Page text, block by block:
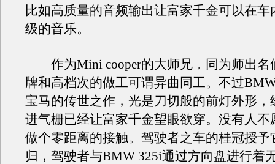
比如高质量的音频输出让富家千金可以在车
级的音乐。
作为Mini cooper的大师兄，同为师出名
牌和高档次的做工可谓异曲同工。不过
宝马的传世之作，光是刀切般的前灯外形，
进气栅已经让富家千金望眼欲穿。没有人不
做个零距离的接触。驾驶者之车的桂冠授予
归，驾驶者与BMW 325i通过方向盘进行着